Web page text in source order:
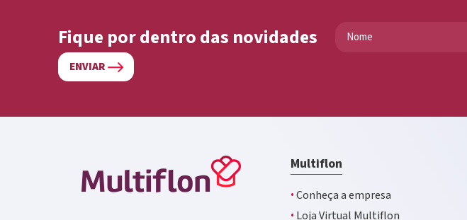
Fique por dentro das novidades
ENVIAR
Multiflon
·Conheça a empresa
· Loja Virtual Multiflon